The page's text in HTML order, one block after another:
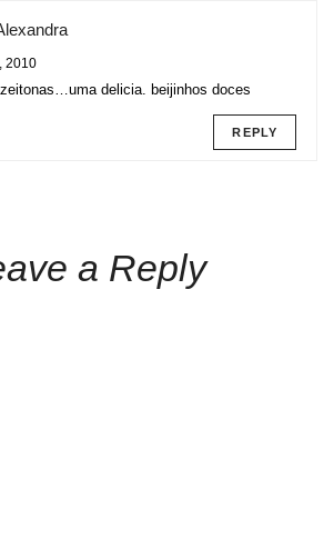
2010
delicia. beijinhos doces
REPLY
a Reply